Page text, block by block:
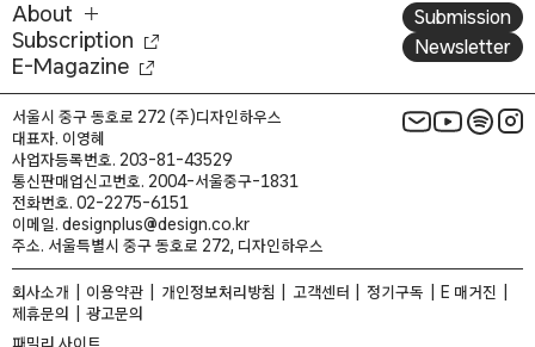
About
Subscription
E-Magazine
Submission
Newsletter
서울시 중구 동호로 272 (주)디자인하우스
대표자. 이영혜
사업자등록번호. 203-81-43529
통신판매업신고번호. 2004-서울중구-1831
전화번호. 02-2275-6151
이메일. designplus@design.co.kr
주소. 서울특별시 중구 동호로 272, 디자인하우스
회사소개 이용약관 개인정보처리방침 고객센터 정기구독
E 매거진
제휴문의
광고문의
패밀리 사이트